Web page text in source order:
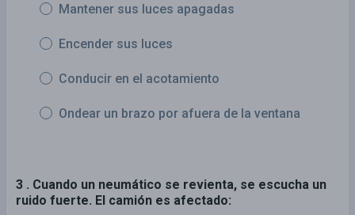
Mantener sus luces apagadas
Encender sus luces
Conducir en el acotamiento
Ondear un brazo por afuera de la ventana
3 . Cuando un neumático se revienta, se escucha un
ruido fuerte. El camión es afectado: